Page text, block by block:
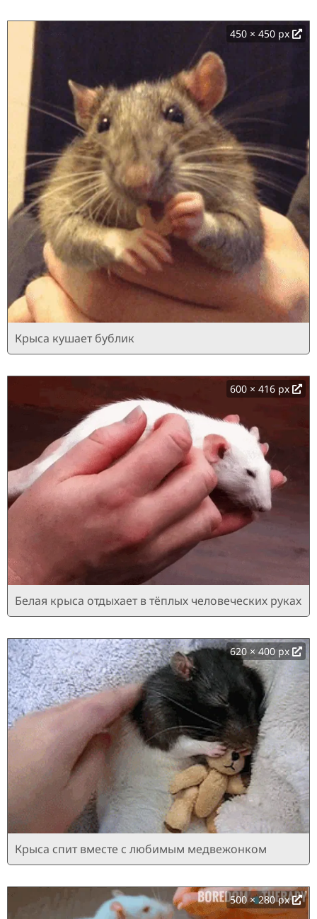
450 × 450 px
Крыса кушает бублик
600 × 416 px
Белая крыса отдыхает в тёплых человеческих руках
620 × 400 px
Крыса спит вместе с любимым медвежонком
500 × 280 px